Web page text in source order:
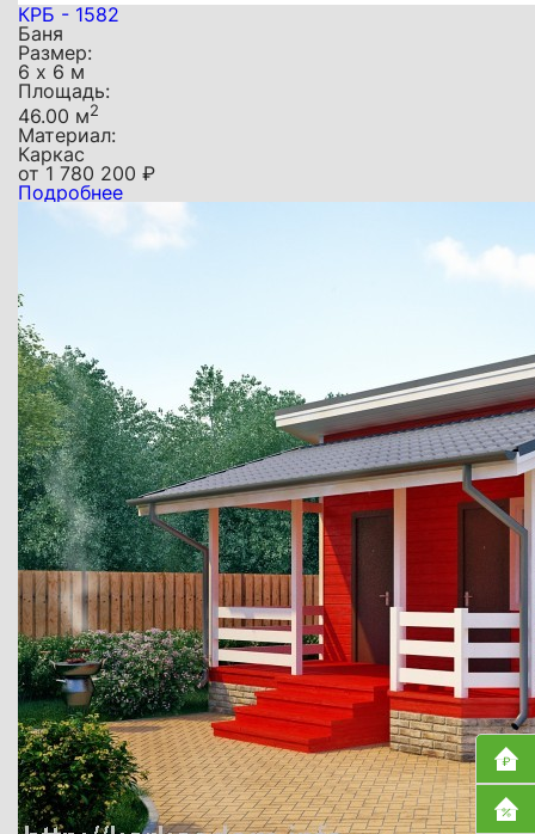
КРБ - 1582
Баня
Размер:
6 х 6 м
Площадь:
46.00 м2
Материал:
Каркас
от1 780 200 ₽
Подробнее